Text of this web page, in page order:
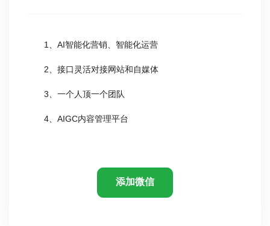
1、AI智能化营销、智能化运营
2、接口灵活对接网站和自媒体
3、一个人顶一个团队
4、AIGC内容管理平台
添加微信